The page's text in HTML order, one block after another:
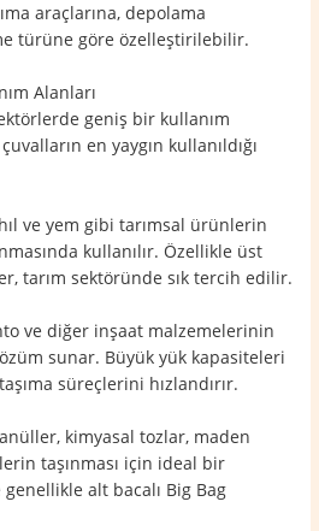
araçlarına, depolama
türüne göre özelleştirilebilir.
Alanları
geniş bir kullanım
en yaygın kullanıldığı
ve yem gibi tarımsal ürünlerin
kullanılır. Özellikle üst
tarım sektöründe sık tercih edilir.
ve diğer inşaat malzemelerinin
sunar. Büyük yük kapasiteleri
süreçlerini hızlandırır.
kimyasal tozlar, maden
taşınması için ideal bir
alt bacalı Big Bag